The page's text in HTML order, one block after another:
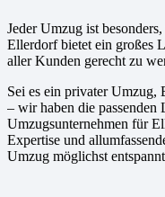
Jeder Umzug ist
Ellerdorf bietet ein großes
aller Kunden gerecht zu
Sei es ein privater Umzug,
– wir haben die
Umzugsunternehmen für
Expertise und
Umzug möglichst